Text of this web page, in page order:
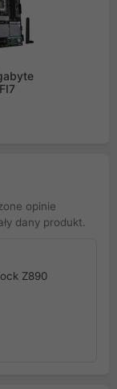
opinie
dany produkt.
Z890